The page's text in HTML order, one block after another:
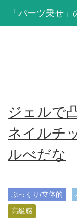
「パーツ乗せ
ジェルで
ネイルチ
ルべだな
ぷっくり/立体的
高級感